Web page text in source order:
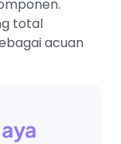
total
acuan